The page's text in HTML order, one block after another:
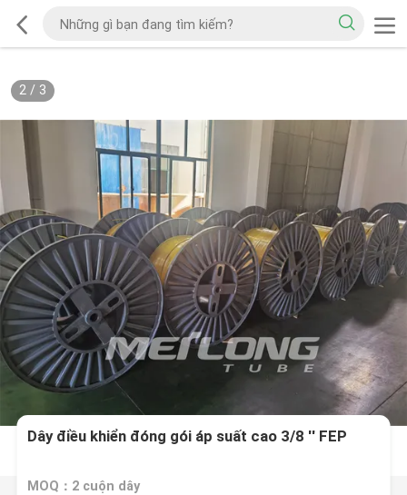
2/ 3
Dây điều khiển đóng gói áp suất cao 3/8 '' FEP
MOQ：2 cuộn dây